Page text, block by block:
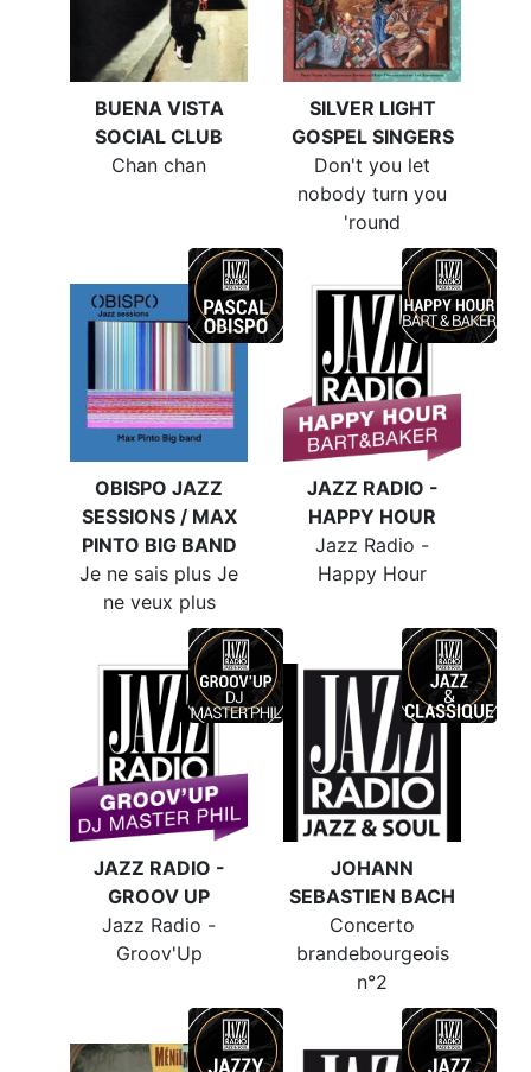
BUENA VISTA
SOCIAL CLUB
Chan chan
SILVER LIGHT
GOSPEL SINGERS
Don't you let
nobody turn you
'round
OBISPO JAZZ
SESSIONS / MAX
PINTO BIG BAND
Je ne sais plus Je
ne veux plus
JAZZ RADIO -
HAPPY HOUR
Jazz Radio -
Happy Hour
JAZZ RADIO -
GROOV UP
Jazz Radio -
Groov'Up
JOHANN
SEBASTIEN BACH
Concerto
brandebourgeois
n°2